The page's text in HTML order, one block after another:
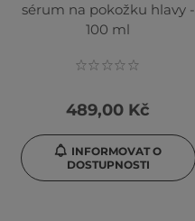
sérum na pokožku hlavy -
100 ml
489,00 Kč
INFORMOVAT O
DOSTUPNOSTI